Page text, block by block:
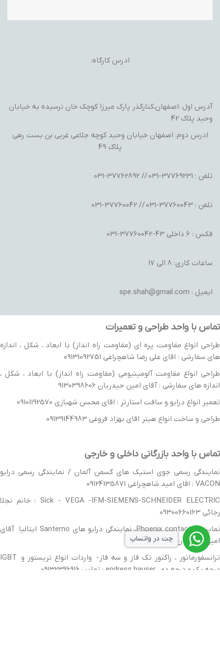
ادرس کارگاه:
آدرس اول :اصفهان،کنارگذر پارک میرزا کوچک خان نرسیده به خیابان
وحید پلاک 42
ادرس دوم: اصفهان خیابان وحید کوچه جلاعی غربی بن بست رهی
پلاک 49
تلفن : 37769231-031 // 37762892-031
تلفن : 37760043-031 // 37760042-031
فکس : 6 داخلی 43-37760042-031
ساعات کاری: 8 الی 17
ایمیل : spe.shah@gmail.com
تماس با واحد طراحی و تعمیرات
طراحی انواع مقاومت پره ای (مقاومت راه انداز) با ابعاد ، شکل ، اندازه
های سفارشی : اقای علی رضا شاهچراغی 09131092751
طراحی انواع مقاومت آلومینیومی (مقاومت راه انداز) با ابعاد ، شکل ،
اندازه های سفارشی : آقای امین حیدریان 9130398606
تعمیر انواع درایو و سافت استارتر : اقای محسن شهبازی 09101192570
طراحی و ساخت انواع هیتر اقای بهزاد فروغی 09139144983
تماس با واحد بازرگانی داخلی و خارجی
نمایندگی رسمی جوی استیک های گسمن آلمان / نمایندگی رسمی درایو
VACON : اقای امید شاهچراغی 09124135871
Sick - VEGA -IFM-SIEMENS-SCHNEIDER ELECTRIC : خانم نجلا
رجائی 09300660163
نمایندگی Phoenix contact، نمایندگی درایو های Santerno ایتالیا آقای
امین حیدریان 9130398606
ترانسفورماتور ، راکتور تک فاز و سه فاز- واردات انواع تریستور و IGBT
درجه یک و درجه دو ، endress hauser : تماس 09132396916
چت در واتساپ